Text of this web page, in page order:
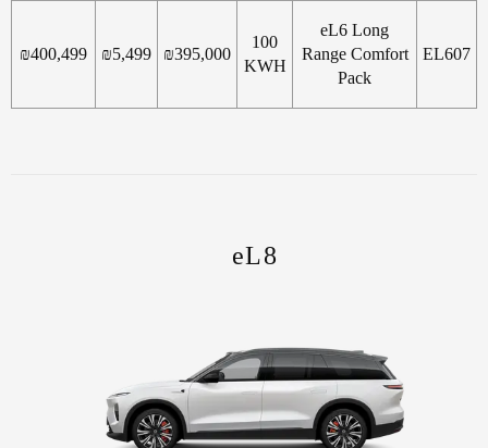
EL607
eL6 Long
Range Comfort
Pack
100
KWH
₪395,000
₪5,499
₪400,499
eL8